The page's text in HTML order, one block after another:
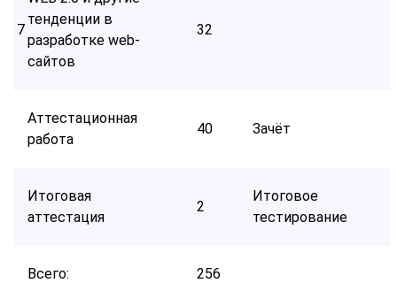
7
тенденции в
разработке web-
сайтов
32
Аттестационная
работа
40 Зачёт
Итоговая
аттестация
2
Итоговое
тестирование
Всего: 256